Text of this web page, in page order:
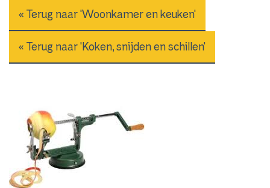
« Terug naar 'Woonkamer en keuken'
« Terug naar 'Koken, snijden en schillen'